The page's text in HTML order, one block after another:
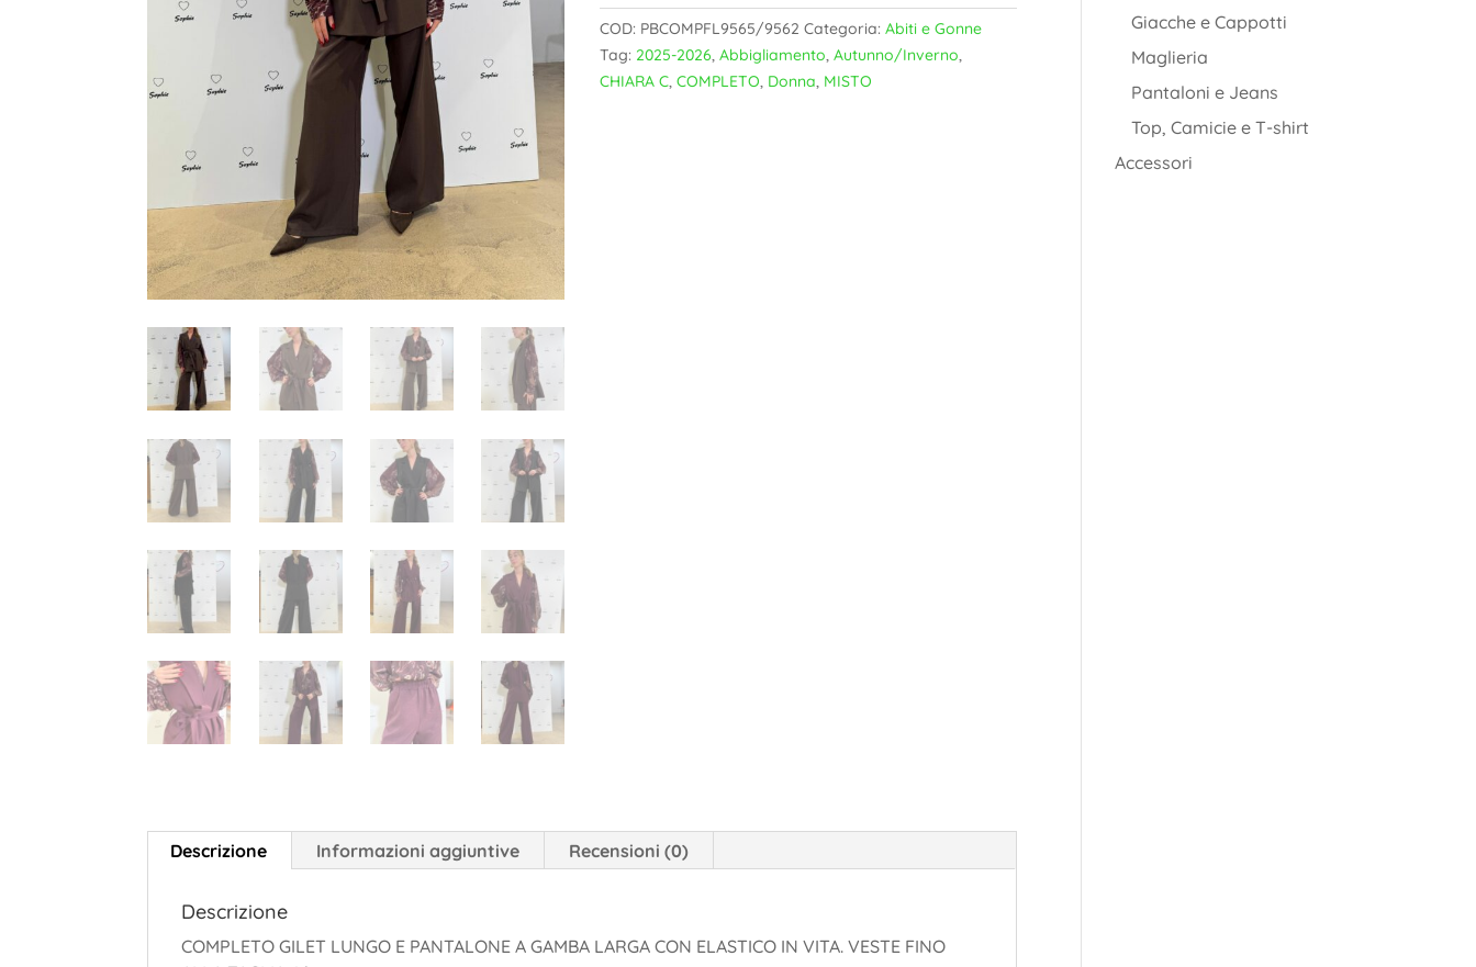
COD: PBCOMPFL9565/9562 Categoria:Abiti e Gonne
Tag: 2025-2026,Abbigliamento,Autunno/Inverno,
CHIARA C,COMPLETO, Donna, MISTO
Descrizione Informazioni aggiuntive Recensioni (0)
Descrizione
COMPLETO GILET LUNGO E PANTALONE A GAMBA LARGA CON ELASTICO IN VITA. VESTE FINO
Giacche e Cappotti
Maglieria
Pantaloni e Jeans
Top, Camicie e T-shirt
Accessori